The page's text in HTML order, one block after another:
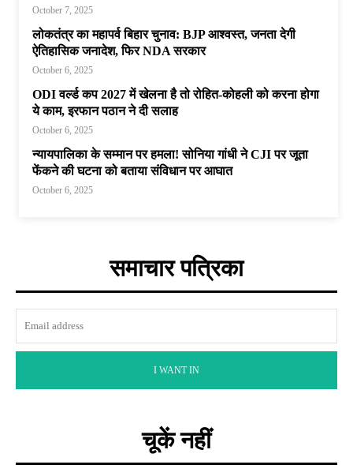
October 7, 2025
लोकतंत्र का महापर्व बिहार चुनाव: BJP आश्वस्त, जनता देगी
ऐतिहासिक जनादेश, फिर NDA सरकार
October 6, 2025
ODI वर्ल्ड कप 2027 में खेलना है तो रोहित-कोहली को करना होगा
ये काम, इरफान पठान ने दी सलाह
October 6, 2025
न्यायपालिका के सम्मान पर हमला! सोनिया गांधी ने CJI पर जूता
फेंकने की घटना को बताया संविधान पर आघात
October 6, 2025
समाचार पत्रिका
I WANT IN
चूकें नहीं